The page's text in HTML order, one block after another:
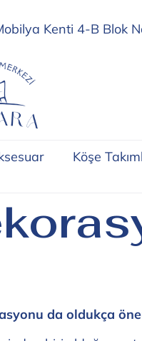
Kenti 4-B Blok
Köşe
da oldukça